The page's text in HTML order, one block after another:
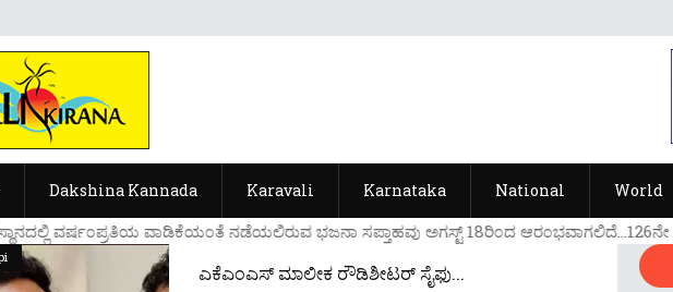
Dakshina Kannada Karavali Karnataka National World
ವರ್ಷ೦ಪ್ರತಿಯ ವಾಡಿಕೆಯ೦ತೆ ನಡೆಯಲಿರುವ ಭಜನಾ ಸಪ್ತಾಹವು ಅಗಸ್ಟ್ 18ರಿ೦ದ ಆರ೦ಭವಾಗಲಿದೆ...126ನೇ
ಎಕೆಎಂಎಸ್ ಮಾಲೀಕ ರೌಡಿಶೀಟರ್ ಸೈಫು...